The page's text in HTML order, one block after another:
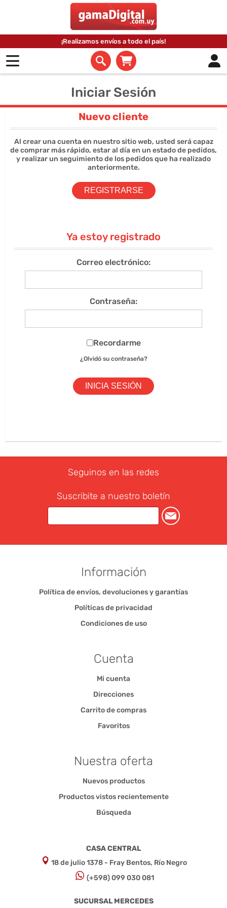
¡Realizamos envíos a todo el país!
Iniciar Sesión
Nuevo cliente
Al crear una cuenta en nuestro sitio web, usted será capaz
de comprar más rápido, estar al día en un estado de pedidos,
y realizar un seguimiento de los pedidos que ha realizado
anteriormente.
Ya estoy registrado
Correo electrónico:
Contraseña:
Recordarme
¿Olvidó su contraseña?
Seguinos en las redes
Suscribite a nuestro boletín
Información
Política de envíos, devoluciones y garantías
Políticas de privacidad
Condiciones de uso
Cuenta
Mi cuenta
Direcciones
Carrito de compras
Favoritos
Nuestra oferta
Nuevos productos
Productos vistos recientemente
Búsqueda
CASA CENTRAL
18 de julio 1378 - Fray Bentos, Río Negro
(+598) 099 030 081
SUCURSAL MERCEDES